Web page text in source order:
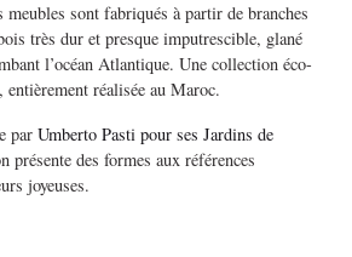
meubles sont fabriqués à partir de branches
très dur et presque imputrescible, glané
l’océan Atlantique. Une collection éco-
entièrement réalisée au Maroc.
parUmberto Pasti pour ses Jardins de
présente des formes aux références
joyeuses.